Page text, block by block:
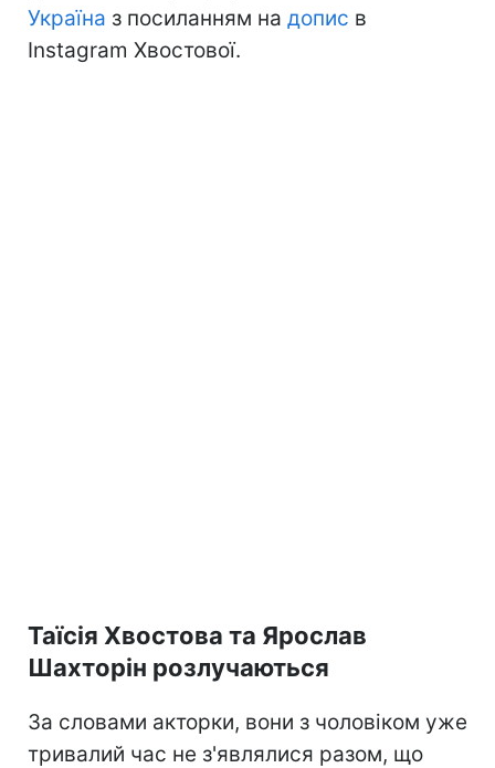
Україна з посиланням на допис в
Instagram Хвостової.
Таїсія Хвостова та Ярослав
Шахторін розлучаються
За словами акторки, вони з чоловіком уже
тривалий час не з'являлися разом, що